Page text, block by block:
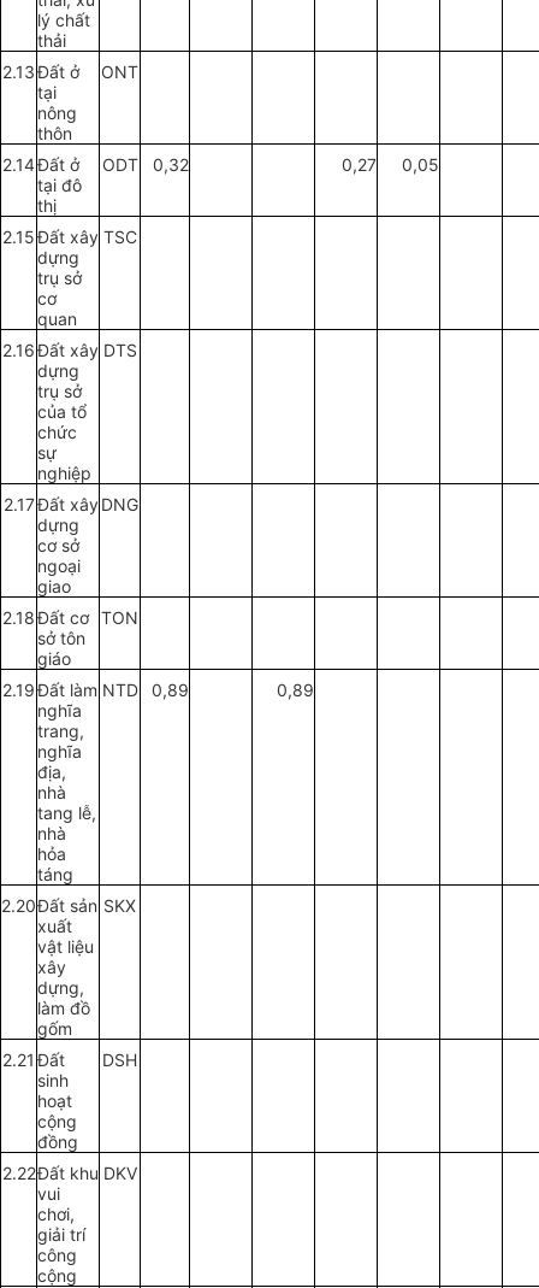
lý chất
thải
2.13Đất ở
tại
nông
thôn
ONT
2.14Đất ở
tại đô
thị
ODT 0,32 0,27 0,05
2.15Đất xây
dựng
trụ sở
cơ
quan
TSC
2.16Đất xây
dựng
trụ sở
của tổ
chức
sự
nghiệp
DTS
2.17Đất xây
dựng
cơ sở
ngoại
giao
DNG
2.18Đất cơ
sở tôn
giáo
TON
2.19Đất làm
nghĩa
trang,
nghĩa
địa,
nhà
tang lễ,
nhà
hỏa
táng
NTD 0,89 0,89
2.20Đất sản
xuất
vật liệu
xây
dựng,
làm đồ
gốm
SKX
2.21 Đất
sinh
hoạt
cộng
đồng
DSH
2.22Đất khu
vui
chơi,
giải trí
công
cộng
DKV